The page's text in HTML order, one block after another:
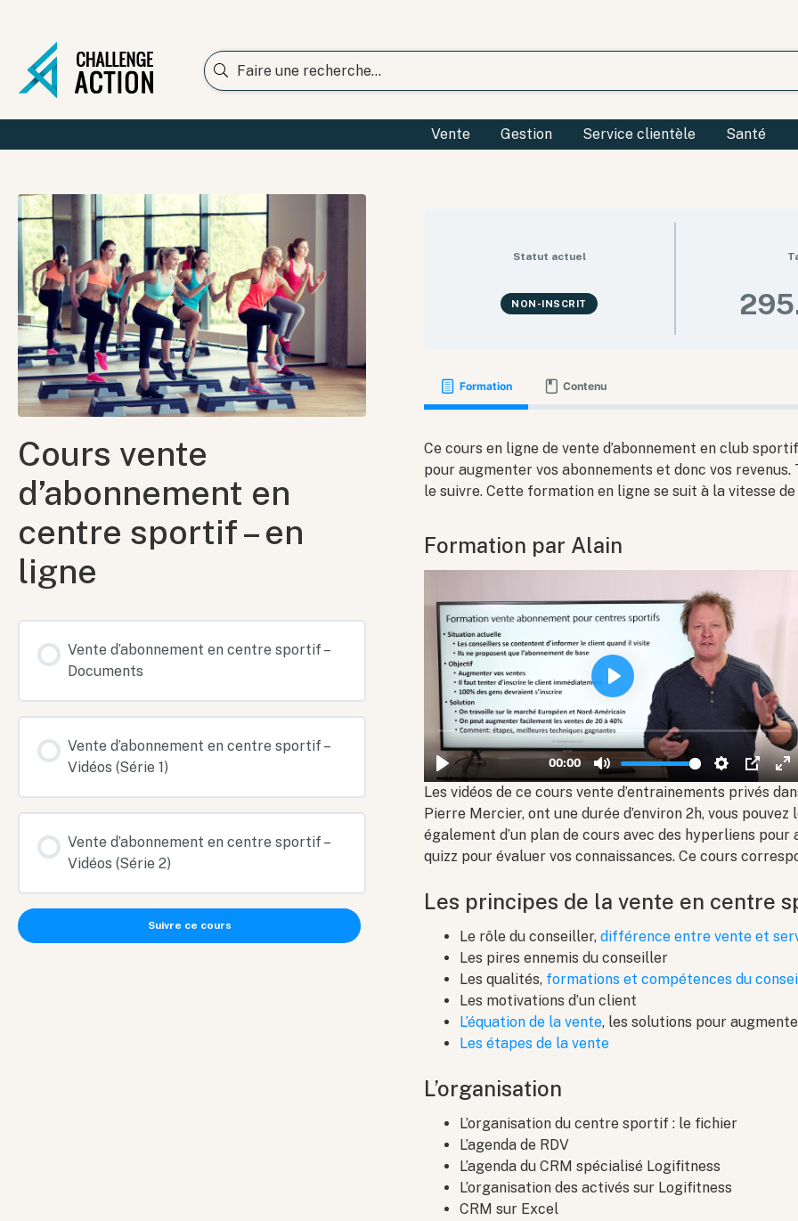
Rechercher :
Vente Gestion Service clientèle Santé
Cours vente
d’abonnement en
centre sportif – en
ligne
Vente d’abonnement en centre sportif –
Documents
Vente d’abonnement en centre sportif –
Vidéos (Série 1)
Vente d’abonnement en centre sportif –
Vidéos (Série 2)
Suivre ce cours
Statut actuel
NON-INSCRIT
Formation Contenu
Ce cours en ligne de vente d’abonnement en club
pour augmenter vos abonnements et donc vos
le suivre. Cette formation en ligne se suit à la vitesse
Formation par Alain
Les vidéos de ce cours vente d’entrainements privés
Pierre Mercier, ont une durée d’environ 2h, vous
également d’un plan de cours avec des hyperliens
quizz pour évaluer vos connaissances. Ce cours
Les principes de la vente en centre
Le rôle du conseiller,différence entre vente et
Les pires ennemis du conseiller
Les qualités, formations et compétences du
Les motivations d’un client
L’équation de la vente, les solutions pour
Les étapes de la vente
L’organisation
L’organisation du centre sportif : le fichier
L’agenda de RDV
L’agenda du CRM spécialisé Logifitness
L’organisation des activés sur Logifitness
CRM sur Excel